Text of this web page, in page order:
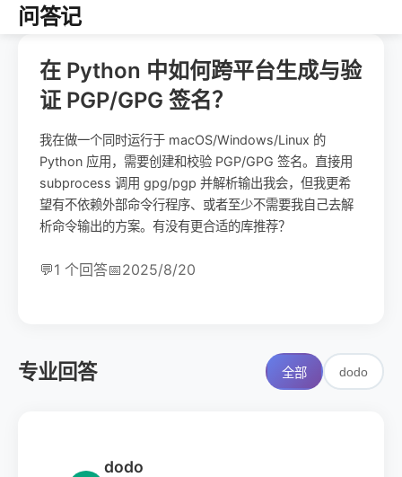
问答记
在 Python 中如何跨平台生成与验
证 PGP/GPG 签名？
我在做一个同时运行于 macOS/Windows/Linux 的
Python 应用，需要创建和校验 PGP/GPG 签名。直接用
subprocess 调用 gpg/pgp 并解析输出我会，但我更希
望有不依赖外部命令行程序、或者至少不需要我自己去解
析命令输出的方案。有没有更合适的库推荐？
💬1 个回答📅2025/8/20
专业回答 全部 dodo
dodo